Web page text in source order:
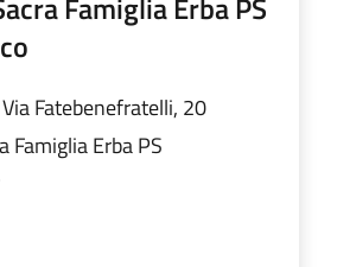
Via Fatebenefratelli, 20
Famiglia Erba PS